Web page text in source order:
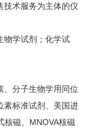
技术服务为主体的仪
物学试剂；化学试
、分子生物学用同位
素标准试剂、美国进
核磁、MNOVA核磁